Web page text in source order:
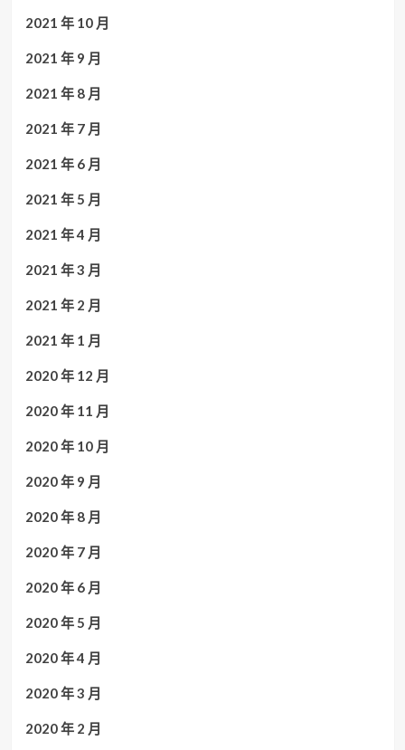
2021 年 10 月
2021 年 9 月
2021 年 8 月
2021 年 7 月
2021 年 6 月
2021 年 5 月
2021 年 4 月
2021 年 3 月
2021 年 2 月
2021 年 1 月
2020 年 12 月
2020 年 11 月
2020 年 10 月
2020 年 9 月
2020 年 8 月
2020 年 7 月
2020 年 6 月
2020 年 5 月
2020 年 4 月
2020 年 3 月
2020 年 2 月